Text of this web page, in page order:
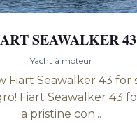
SEAWALKER 43
Yacht à moteur
Fiart Seawalker 43 for
Fiart Seawalker 43
a pristine con...